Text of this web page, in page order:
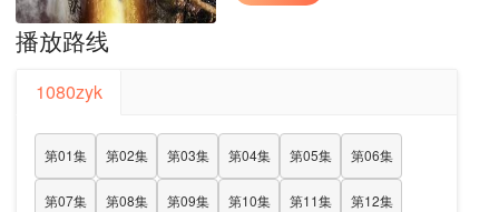
播放路线
1080zyk
第01集 第02集 第03集 第04集 第05集 第06集
第07集 第08集 第09集 第10集 第11集 第12集